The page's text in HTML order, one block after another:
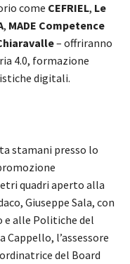
come CEFRIEL, Le
, MADE Competence
– offriranno
4.0, formazione
digitali.
stamani presso lo
quadri aperto alla
Giuseppe Sala, con
e alle Politiche del
Cappello, l’assessore
del Board